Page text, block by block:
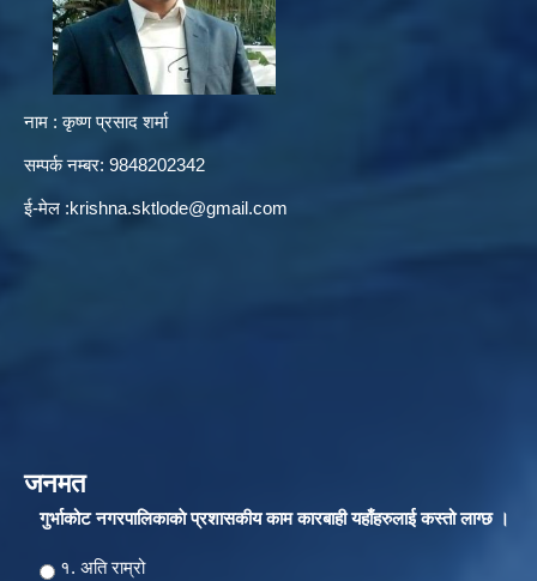
नाम : कृष्ण प्रसाद शर्मा
सम्पर्क नम्बर: 9848202342
ई-मेल :krishna.sktlode@gmail.com
जनमत
गुर्भाकोट नगरपालिकाकाे प्रशासकीय काम कारबाही यहाँहरुलाई कस्तो लाग्छ ।
Choices
१. अति राम्रो